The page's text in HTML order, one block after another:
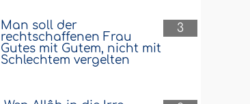
3
Man soll der
rechtschaffenen Frau
Gutes mit Gutem, nicht mit
Schlechtem vergelten